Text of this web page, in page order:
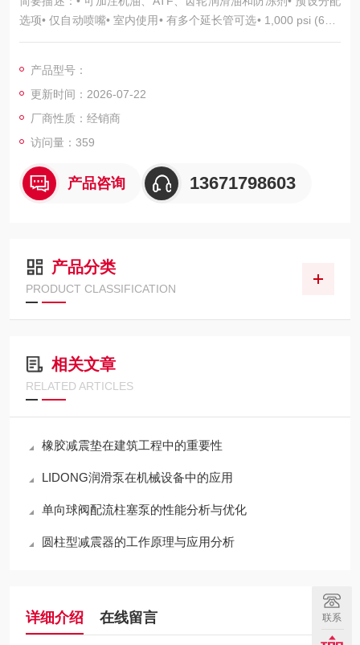
选项• 仅自动喷嘴• 室内使用• 有多个延长管可选• 1,000 psi (69 b
ar)• 流量达 5 gpm (19 lpm)...
产品型号：
更新时间：2026-07-22
厂商性质：经销商
访问量：359
产品咨询 13671798603
产品分类
PRODUCT CLASSIFICATION
相关文章
RELATED ARTICLES
橡胶减震垫在建筑工程中的重要性
LIDONG润滑泵在机械设备中的应用
单向球阀配流柱塞泵的性能分析与优化
圆柱型减震器的工作原理与应用分析
详细介绍 在线留言 联系